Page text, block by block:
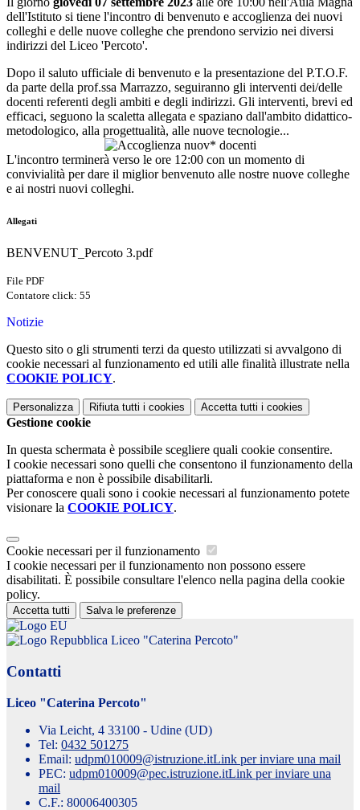
dell'Istituto si tiene l'incontro di benvenuto e accoglienza dei nuovi
colleghi e delle nuove colleghe che prendono servizio nei diversi
indirizzi del Liceo 'Percoto'.
Dopo il saluto ufficiale di benvenuto e la presentazione del P.T.O.F.
da parte della prof.ssa Marrazzo, seguiranno gli interventi dei/delle
docenti referenti degli ambiti e degli indirizzi. Gli interventi, brevi ed
efficaci, seguono la scaletta allegata e spaziano dall'ambito didattico-
metodologico, alla progettualità, alle nuove tecnologie...
L'incontro terminerà verso le ore 12:00 con un momento di
convivialità per dare il miglior benvenuto alle nostre nuove colleghe
e ai nostri nuovi colleghi.
Allegati
BENVENUT_Percoto 3.pdf
File PDF
Contatore click: 55
Notizie
Questo sito o gli strumenti terzi da questo utilizzati si avvalgono di
cookie necessari al funzionamento ed utili alle finalità illustrate nella
COOKIE POLICY.
Personalizza Rifiuta tutti i cookies Accetta tutti i cookies
Gestione cookie
In questa schermata è possibile scegliere quali cookie consentire.
I cookie necessari sono quelli che consentono il funzionamento della
piattaforma e non è possibile disabilitarli.
Per conoscere quali sono i cookie necessari al funzionamento potete
visionare la COOKIE POLICY.
Cookie necessari per il funzionamento
I cookie necessari per il funzionamento non possono essere
disabilitati. È possibile consultare l'elenco nella pagina della cookie
policy.
Accetta tutti Salva le preferenze
Liceo "Caterina Percoto"
Contatti
Liceo "Caterina Percoto"
Via Leicht, 4 33100 - Udine (UD)
Tel: 0432 501275
Email: udpm010009@istruzione.itLink per inviare una mail
PEC: udpm010009@pec.istruzione.itLink per inviare una
mail
C.F.: 80006400305